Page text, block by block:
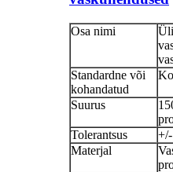
Osa nimi
Standardne või
kohandatud
Suurus
Tolerantsus
Materjal